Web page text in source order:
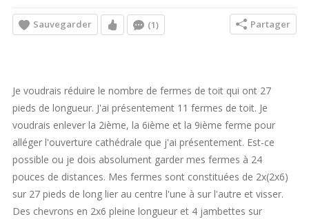
Sauvegarder (1) Partager
Je voudrais réduire le nombre de fermes de toit qui ont 27
pieds de longueur. J'ai présentement 11 fermes de toit. Je
voudrais enlever la 2ième, la 6ième et la 9ième ferme pour
alléger l'ouverture cathédrale que j'ai présentement. Est-ce
possible ou je dois absolument garder mes fermes à 24
pouces de distances. Mes fermes sont constituées de 2x(2x6)
sur 27 pieds de long lier au centre l'une à sur l'autre et visser.
Des chevrons en 2x6 pleine longueur et 4 jambettes sur